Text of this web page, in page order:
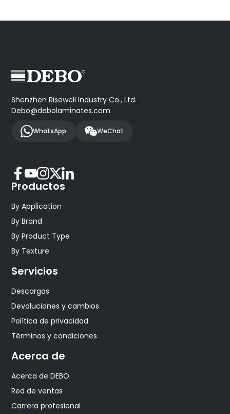
Shenzhen Risewell Industry Co., Ltd.
Debo@debolaminates.com
WhatsApp WeChat
Productos
By Application
By Brand
By Product Type
By Texture
Servicios
Descargas
Devoluciones y cambios
Política de privacidad
Términos y condiciones
Acerca de
Acerca de DEBO
Red de ventas
Carrera profesional